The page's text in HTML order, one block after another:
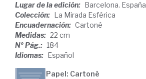
Lugar de la edición: Barcelona. España
Colección: La Mirada Esférica
Encuadernación: Cartoné
Medidas: 22 cm
Nº Pág.: 184
Idiomas: Español
Papel: Cartoné